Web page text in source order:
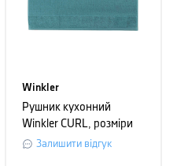
Winkler
Рушник кухонний
Winkler CURL, розміри
50х50 см, синьо-
Залишити відгук